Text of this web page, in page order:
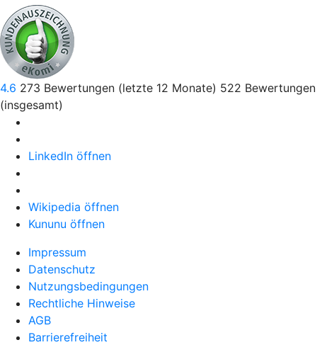
4.6 273 Bewertungen (letzte 12 Monate) 522 Bewertungen
(insgesamt)
LinkedIn öffnen
Wikipedia öffnen
Kununu öffnen
Impressum
Datenschutz
Nutzungsbedingungen
Rechtliche Hinweise
AGB
Barrierefreiheit